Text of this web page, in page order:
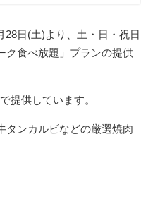
28日(土)より、土・日・祝日
ク食べ放題」プランの提供
提供しています。
タンカルビなどの厳選焼肉